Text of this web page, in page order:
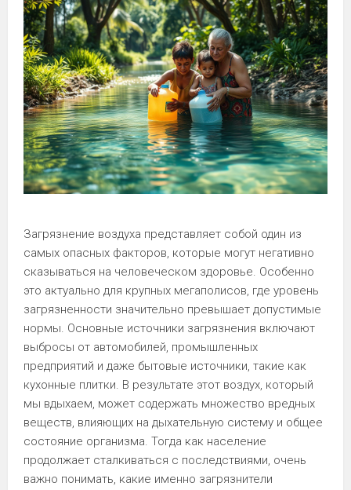
Загрязнение воздуха представляет собой один из
самых опасных факторов, которые могут негативно
сказываться на человеческом здоровье. Особенно
это актуально для крупных мегаполисов, где уровень
загрязненности значительно превышает допустимые
нормы. Основные источники загрязнения включают
выбросы от автомобилей, промышленных
предприятий и даже бытовые источники, такие как
кухонные плитки. В результате этот воздух, который
мы вдыхаем, может содержать множество вредных
веществ, влияющих на дыхательную систему и общее
состояние организма. Тогда как население
продолжает сталкиваться с последствиями, очень
важно понимать, какие именно загрязнители